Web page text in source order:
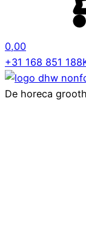
0,00
+31 168 851 188
De horeca